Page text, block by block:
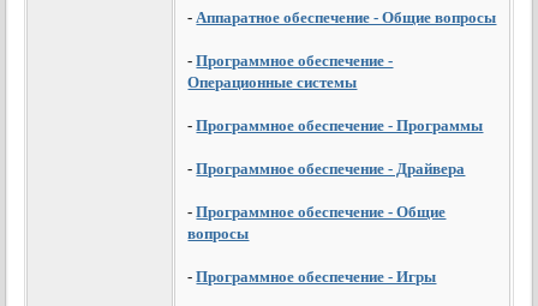
-Аппаратное обеспечение - Общие вопросы
-Программное обеспечение -
Операционные системы
-Программное обеспечение - Программы
-Программное обеспечение - Драйвера
-Программное обеспечение - Общие
вопросы
-Программное обеспечение - Игры